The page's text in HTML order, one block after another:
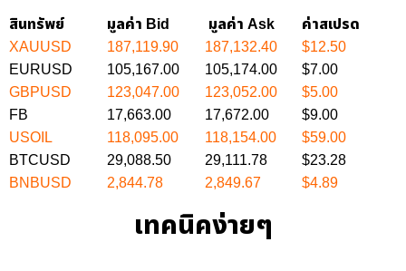
สินทรัพย์ มูลค่า Bid มูลค่า Ask ค่าสเปรด
XAUUSD 187,119.90 187,132.40
$12.50
EURUSD
105,167.00 105,174.00
$7.00
GBPUSD
123,047.00 123,052.00
$5.00
FB
17,663.00 17,672.00
$9.00
USOIL
118,095.00 118,154.00
$59.00
BTCUSD
29,088.50 29,111.78
$23.28
BNBUSD
2,844.78 2,849.67 $4.89
เทคนิคง่ายๆ